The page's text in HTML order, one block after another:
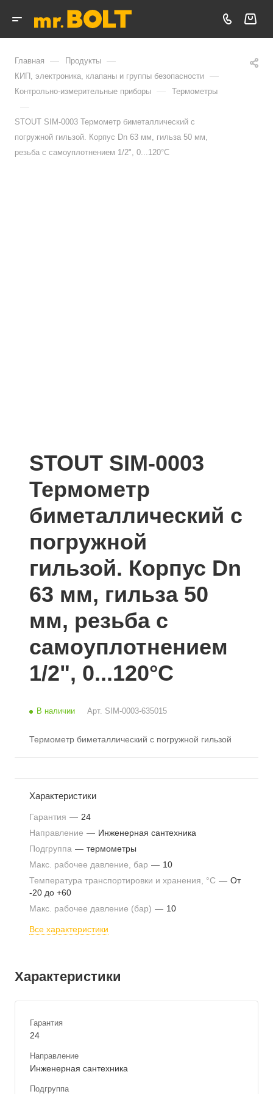
Главная — Продукты —
КИП, электроника, клапаны и группы безопасности —
Контрольно-измерительные приборы — Термометры
—
STOUT SIM-0003 Термометр биметаллический с
погружной гильзой. Корпус Dn 63 мм, гильза 50 мм,
резьба с самоуплотнением 1/2", 0...120°С
STOUT SIM-0003
Термометр
биметаллический с
погружной
гильзой. Корпус Dn
63 мм, гильза 50
мм, резьба с
самоуплотнением
1/2", 0...120°С
В наличии Арт. SIM-0003-635015
Термометр биметаллический с погружной гильзой
Характеристики
Гарантия — 24
Направление — Инженерная сантехника
Подгруппа — термометры
Макс. рабочее давление, бар — 10
Температура транспортировки и хранения, °С — От
-20 до +60
Макс. рабочее давление (бар) — 10
Все характеристики
Характеристики
Гарантия
24
Направление
Инженерная сантехника
Подгруппа